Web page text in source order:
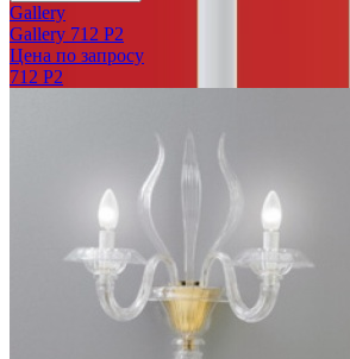
Gallery
Gallery 712 P2
Цена по запросу
712 P2